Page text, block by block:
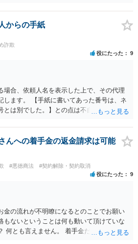
に複数相談をされた上で判断されると良い
からの手紙
詐欺
役にたった 9
場合、依頼人名を表示した上で、その代理
します。 【手紙に書いてあった番号は、ネ
とは別でした。】との点は不自然ではある
索し、そこに記載されている電話番号に連
について確認をしてみるとよいでしょう。
んへの着手金の返金請求は可能
#悪徳商法 #契約解除・契約取消
役にたった 9
金の流れが不明瞭になるとのことでお願い
もないということは何も動いて頂けていな
何とも言えません。 着手金だけ受け取って